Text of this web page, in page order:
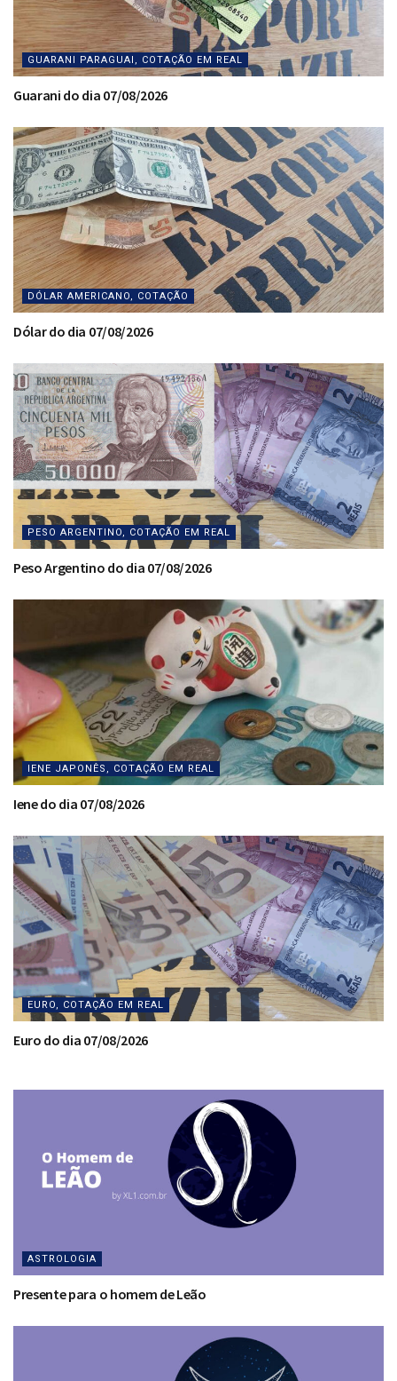
GUARANI PARAGUAI, COTAÇÃO EM REAL
Guarani do dia 07/08/2026
DÓLAR AMERICANO, COTAÇÃO
Dólar do dia 07/08/2026
PESO ARGENTINO, COTAÇÃO EM REAL
Peso Argentino do dia 07/08/2026
IENE JAPONÊS, COTAÇÃO EM REAL
Iene do dia 07/08/2026
EURO, COTAÇÃO EM REAL
Euro do dia 07/08/2026
ASTROLOGIA
Presente para o homem de Leão